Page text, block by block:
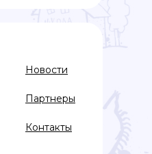
Новости
Партнеры
Контакты